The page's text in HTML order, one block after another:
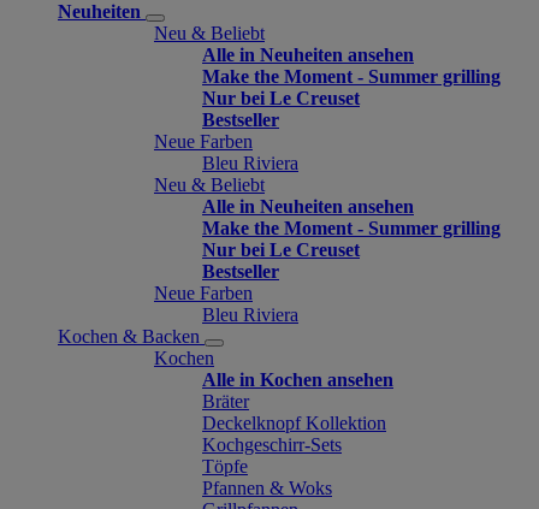
Neuheiten
Neu & Beliebt
Alle in Neuheiten ansehen
Make the Moment - Summer grilling
Nur bei Le Creuset
Bestseller
Neue Farben
Bleu Riviera
Neu & Beliebt
Alle in Neuheiten ansehen
Make the Moment - Summer grilling
Nur bei Le Creuset
Bestseller
Neue Farben
Bleu Riviera
Kochen & Backen
Kochen
Alle in Kochen ansehen
Bräter
Deckelknopf Kollektion
Kochgeschirr-Sets
Töpfe
Pfannen & Woks